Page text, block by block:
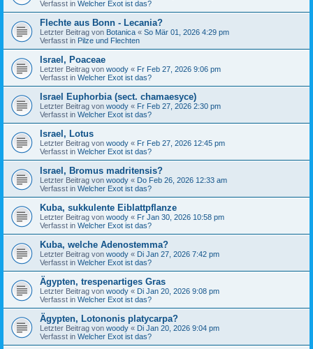
Verfasst in Welcher Exot ist das?
Flechte aus Bonn - Lecania?
Letzter Beitrag von Botanica « So Mär 01, 2026 4:29 pm
Verfasst in Pilze und Flechten
Israel, Poaceae
Letzter Beitrag von woody « Fr Feb 27, 2026 9:06 pm
Verfasst in Welcher Exot ist das?
Israel Euphorbia (sect. chamaesyce)
Letzter Beitrag von woody « Fr Feb 27, 2026 2:30 pm
Verfasst in Welcher Exot ist das?
Israel, Lotus
Letzter Beitrag von woody « Fr Feb 27, 2026 12:45 pm
Verfasst in Welcher Exot ist das?
Israel, Bromus madritensis?
Letzter Beitrag von woody « Do Feb 26, 2026 12:33 am
Verfasst in Welcher Exot ist das?
Kuba, sukkulente Eiblattpflanze
Letzter Beitrag von woody « Fr Jan 30, 2026 10:58 pm
Verfasst in Welcher Exot ist das?
Kuba, welche Adenostemma?
Letzter Beitrag von woody « Di Jan 27, 2026 7:42 pm
Verfasst in Welcher Exot ist das?
Ägypten, trespenartiges Gras
Letzter Beitrag von woody « Di Jan 20, 2026 9:08 pm
Verfasst in Welcher Exot ist das?
Ägypten, Lotononis platycarpa?
Letzter Beitrag von woody « Di Jan 20, 2026 9:04 pm
Verfasst in Welcher Exot ist das?